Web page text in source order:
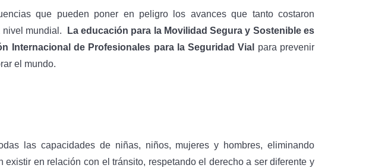
que pueden poner en peligro los avances que tanto costaron
mundial. La educación para la Movilidad Segura y Sostenible es
Internacional de Profesionales para la Seguridad Vial
para prevenir
el mundo.
las capacidades de niñas, niños, mujeres y hombres, eliminando
en relación con el tránsito, respetando el derecho a ser diferente y